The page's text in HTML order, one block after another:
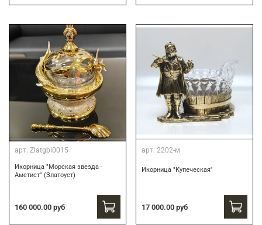
арт. Zlatgbi0015
Икорница "Морская звезда -
Аметист" (Златоуст)
160 000.00 руб
арт. 2202-м
Икорница "Купеческая"
17 000.00 руб